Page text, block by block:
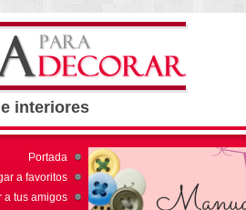
interiores
Portada
a favoritos
a tus amigos